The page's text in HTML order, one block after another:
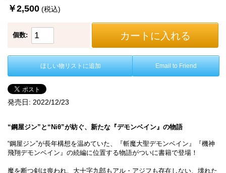
￥2,500 (税込)
個数: カートに入れる
ほしい物リストに追加 Email to Friend
発売日: 2022/12/23
“鋼屋ジン”と“Niθ”が紡ぐ、新たな『デモンベイン』の物語
“鋼屋ジン”が長年構想を温めていた、『斬魔大聖デモンベイン』『機神
飛翔デモンベイン』の続編に位置する物語がついに書籍で登場！
魔を断つ剣は喪われ、大十字九郎もアル・アジフも存在しない、壊れた